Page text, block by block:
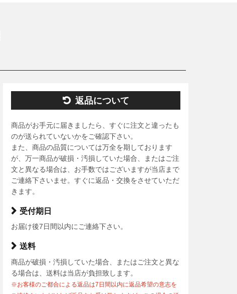
返品について
商品がお手元に届きましたら、すぐに注文と違ったも
のが送られていないかをご確認下さい。
また、商品の品質については万全を期しております
が、万一商品が破損・汚損していた場合、またはご注
文と異なる場合は、お手数ではございますが当店まで
ご連絡下さいませ。すぐに返品・交換をさせていただ
きます。
受付期日
お届け後7日間以内にご連絡下さい。
送料
商品が破損・汚損していた場合、またはご注文と異な
る場合は、送料は当店が負担致します。
※お客様のご都合による返品は7日間以内に返品希望の意志を